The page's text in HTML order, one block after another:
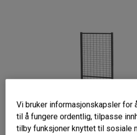
Vi bruker informasjonskapsler for
til å fungere ordentlig, tilpasse
tilby funksjoner knyttet til sosiale